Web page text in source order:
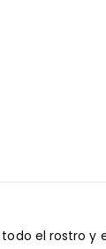
el rostro y